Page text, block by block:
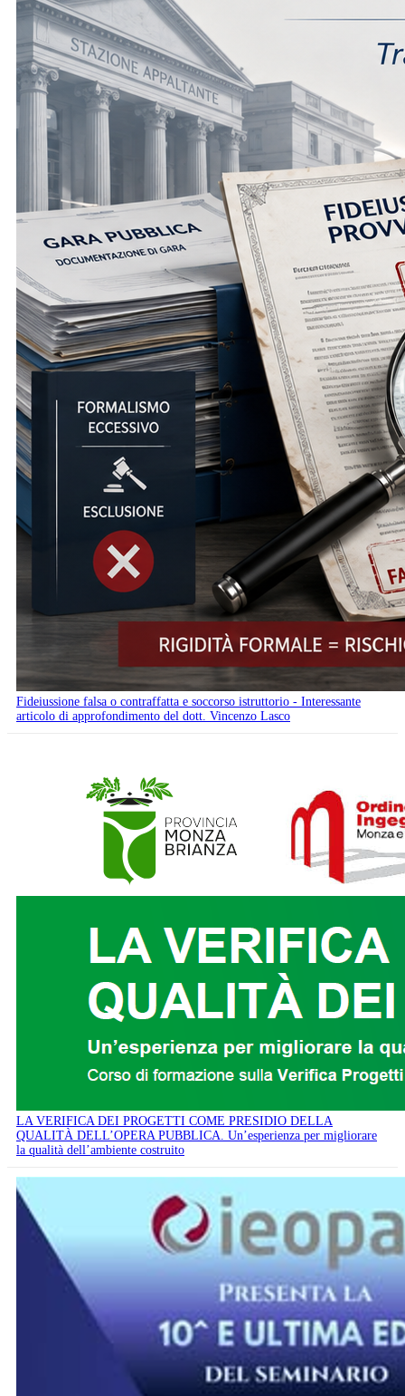
Fideiussione falsa o contraffatta e soccorso istruttorio - Interessante
articolo di approfondimento del dott. Vincenzo Lasco
LA VERIFICA DEI PROGETTI COME PRESIDIO DELLA
QUALITÀ DELL’OPERA PUBBLICA. Un’esperienza per migliorare
la qualità dell’ambiente costruito